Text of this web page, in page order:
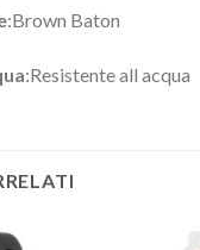
:Brown Baton
:Resistente all acqua